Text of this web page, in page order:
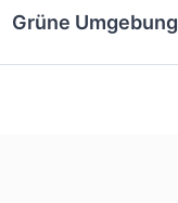
Grüne Umgebung